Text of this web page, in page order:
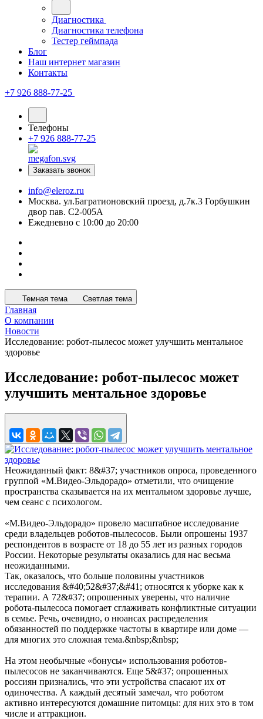
Диагностика
Диагностика телефона
Тестер геймпада
Блог
Наш интернет магазин
Контакты
+7 926 888-77-25
Телефоны
+7 926 888-77-25
Заказать звонок
info@eleroz.ru
Москва. ул.Багратионовский проезд, д.7к.3 Горбушкин
двор пав. C2-005A
Ежедневно с 10:00 до 20:00
Темная тема Светлая тема
Главная
О компании
Новости
Исследование: робот-пылесос может улучшить ментальное
здоровье
Исследование: робот-пылесос может
улучшить ментальное здоровье
Неожиданный факт: 8&#37; участников опроса, проведенного
группой «М.Видео-Эльдорадо» отметили, что очищение
пространства сказывается на их ментальном здоровье лучше,
чем сеанс с психологом.
«М.Видео-Эльдорадо» провело масштабное исследование
среди владельцев роботов-пылесосов. Были опрошены 1937
респондентов в возрасте от 18 до 55 лет из разных городов
России. Некоторые результаты оказались для нас весьма
неожиданными.
Так, оказалось, что больше половины участников
исследования &#40;52&#37;&#41; относятся к уборке как к
терапии. А 72&#37; опрошенных уверены, что наличие
робота-пылесоса помогает сглаживать конфликтные ситуации
в семье. Речь, очевидно, о нюансах распределения
обязанностей по поддержке частоты в квартире или доме —
для многих это сложная тема.&nbsp;&nbsp;
На этом необычные «бонусы» использования роботов-
пылесосов не заканчиваются. Еще 5&#37; опрошенных
россиян признались, что эти устройства спасают их от
одиночества. А каждый десятый замечал, что роботом
активно интересуются домашние питомцы: для них это в том
числе и аттракцион.